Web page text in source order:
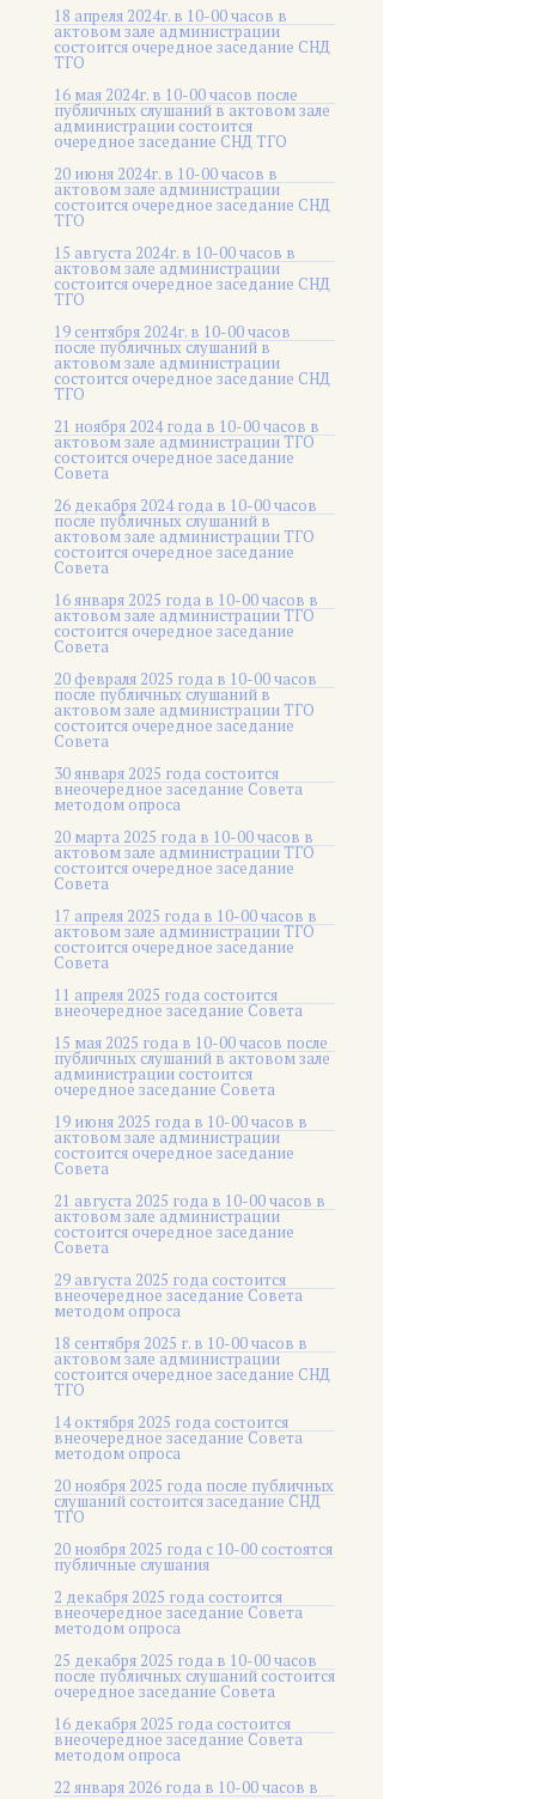
18 апреля 2024г. в 10-00 часов в
актовом зале администрации
состоится очередное заседание СНД
ТГО
16 мая 2024г. в 10-00 часов после
публичных слушаний в актовом зале
администрации состоится
очередное заседание СНД ТГО
20 июня 2024г. в 10-00 часов в
актовом зале администрации
состоится очередное заседание СНД
ТГО
15 августа 2024г. в 10-00 часов в
актовом зале администрации
состоится очередное заседание СНД
ТГО
19 сентября 2024г. в 10-00 часов
после публичных слушаний в
актовом зале администрации
состоится очередное заседание СНД
ТГО
21 ноября 2024 года в 10-00 часов в
актовом зале администрации ТГО
состоится очередное заседание
Совета
26 декабря 2024 года в 10-00 часов
после публичных слушаний в
актовом зале администрации ТГО
состоится очередное заседание
Совета
16 января 2025 года в 10-00 часов в
актовом зале администрации ТГО
состоится очередное заседание
Совета
20 февраля 2025 года в 10-00 часов
после публичных слушаний в
актовом зале администрации ТГО
состоится очередное заседание
Совета
30 января 2025 года состоится
внеочередное заседание Совета
методом опроса
20 марта 2025 года в 10-00 часов в
актовом зале администрации ТГО
состоится очередное заседание
Совета
17 апреля 2025 года в 10-00 часов в
актовом зале администрации ТГО
состоится очередное заседание
Совета
11 апреля 2025 года состоится
внеочередное заседание Совета
15 мая 2025 года в 10-00 часов после
публичных слушаний в актовом зале
администрации состоится
очередное заседание Совета
19 июня 2025 года в 10-00 часов в
актовом зале администрации
состоится очередное заседание
Совета
21 августа 2025 года в 10-00 часов в
актовом зале администрации
состоится очередное заседание
Совета
29 августа 2025 года состоится
внеочередное заседание Совета
методом опроса
18 сентября 2025 г. в 10-00 часов в
актовом зале администрации
состоится очередное заседание СНД
ТГО
14 октября 2025 года состоится
внеочередное заседание Совета
методом опроса
20 ноября 2025 года после публичных
слушаний состоится заседание СНД
ТГО
20 ноября 2025 года c 10-00 состоятся
публичные слушания
2 декабря 2025 года состоится
внеочередное заседание Совета
методом опроса
25 декабря 2025 года в 10-00 часов
после публичных слушаний состоится
очередное заседание Совета
16 декабря 2025 года состоится
внеочередное заседание Совета
методом опроса
22 января 2026 года в 10-00 часов в